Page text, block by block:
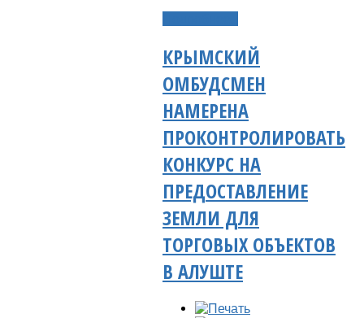
КРЫМСКИЙ
ОМБУДСМЕН
НАМЕРЕНА
ПРОКОНТРОЛИРОВАТЬ
КОНКУРС НА
ПРЕДОСТАВЛЕНИЕ
ЗЕМЛИ ДЛЯ
ТОРГОВЫХ ОБЪЕКТОВ
В АЛУШТЕ